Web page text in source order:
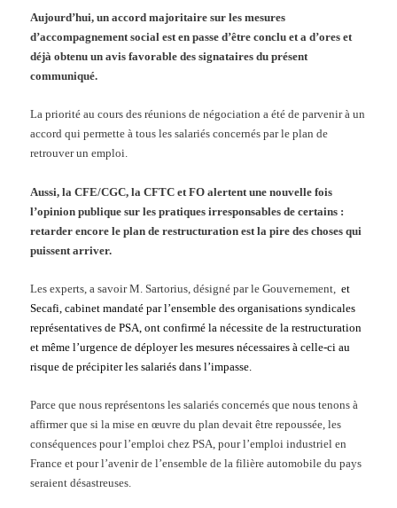
Aujourd’hui, un accord majoritaire sur les mesures
d’accompagnement social est en passe d’être conclu et a d’ores et
déjà obtenu un avis favorable des signataires du présent
communiqué.
La priorité au cours des réunions de négociation a été de parvenir à un
accord qui permette à tous les salariés concernés par le plan de
retrouver un emploi.
Aussi, la CFE/CGC, la CFTC et FO alertent une nouvelle fois
l’opinion publique sur les pratiques irresponsables de certains :
retarder encore le plan de restructuration est la pire des choses qui
puissent arriver.
Les experts, a savoir M. Sartorius, désigné par le Gouvernement, et
Secafi, cabinet mandaté par l’ensemble des organisations syndicales
représentatives de PSA, ont confirmé la nécessite de la restructuration
et même l’urgence de déployer les mesures nécessaires à celle-ci au
risque de précipiter les salariés dans l’impasse.
Parce que nous représentons les salariés concernés que nous tenons à
affirmer que si la mise en œuvre du plan devait être repoussée, les
conséquences pour l’emploi chez PSA, pour l’emploi industriel en
France et pour l’avenir de l’ensemble de la filière automobile du pays
seraient désastreuses.